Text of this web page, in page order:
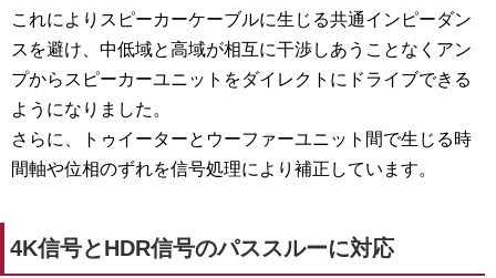
これによりスピーカーケーブルに生じる共通インピーダン
スを避け、中低域と高域が相互に干渉しあうことなくアン
プからスピーカーユニットをダイレクトにドライブできる
ようになりました。
さらに、トゥイーターとウーファーユニット間で生じる時
間軸や位相のずれを信号処理により補正しています。
4K信号とHDR信号のパススルーに対応